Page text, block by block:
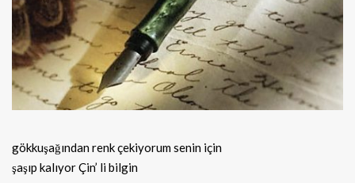
gökkuşağından renk çekiyorum senin için
şaşıp kalıyor Çin’ li bilgin